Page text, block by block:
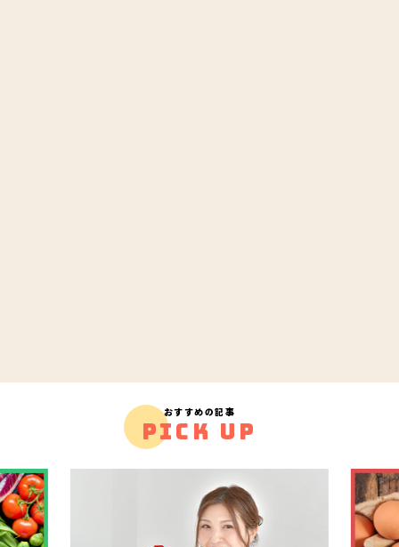
おすすめの記事
PICK UP